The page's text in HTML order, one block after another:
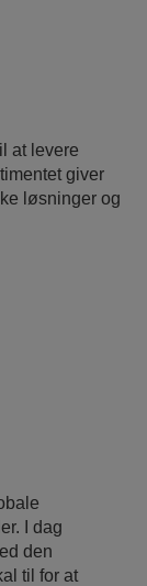
at levere
giver
løsninger og
I dag
den
til for at